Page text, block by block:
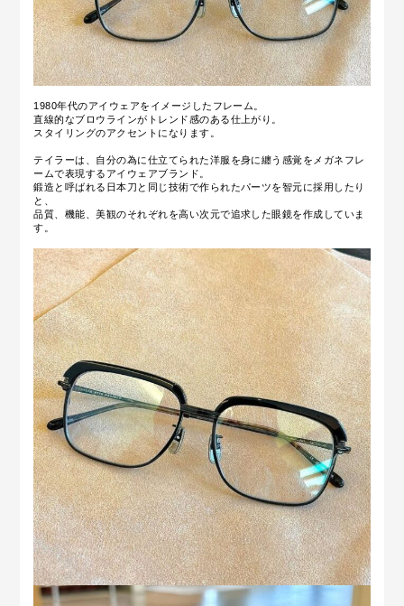
1980年代のアイウェアをイメージしたフレーム。
直線的なブロウラインがトレンド感のある仕上がり。
スタイリングのアクセントになります。
テイラーは、自分の為に仕立てられた洋服を身に纏う感覚をメガネフレ
ームで表現する アイウェアブランド。
鍛造と呼ばれる日本刀と同じ技術で作られたパーツを智元に採用したり
と、
品質、機能、美観のそれぞれを高い次元で追求した眼鏡を作成していま
す。